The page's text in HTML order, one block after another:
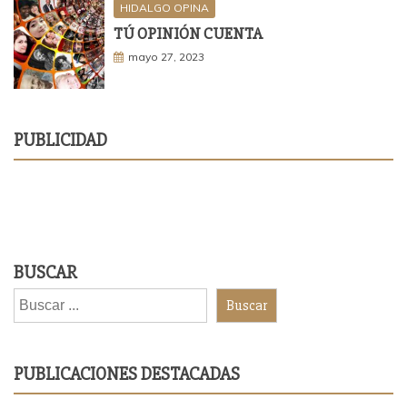
HIDALGO OPINA
TÚ OPINIÓN CUENTA
mayo 27, 2023
PUBLICIDAD
BUSCAR
Buscar
PUBLICACIONES DESTACADAS